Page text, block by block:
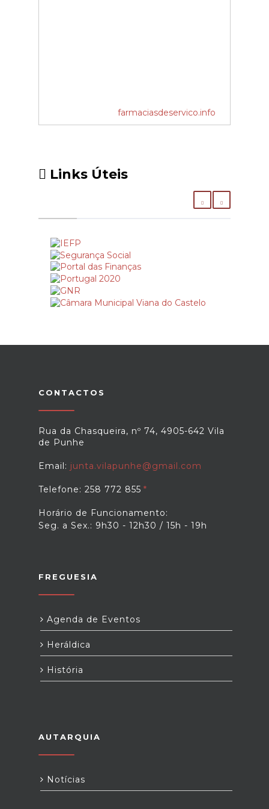
farmaciasdeservico.info
Links Úteis
CONTACTOS
Rua da Chasqueira, nº 74, 4905-642 Vila
de Punhe
Email: junta.vilapunhe@gmail.com
Telefone: 258 772 855
Horário de Funcionamento:
Seg. a Sex.: 9h30 - 12h30 / 15h - 19h
FREGUESIA
Agenda de Eventos
Heráldica
História
AUTARQUIA
Notícias